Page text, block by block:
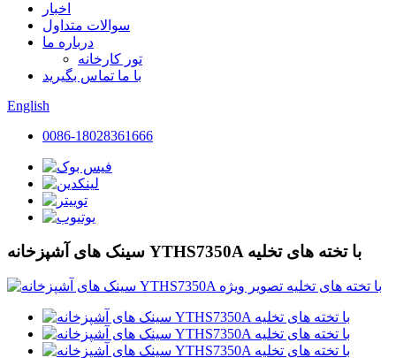
اخبار
سوالات متداول
درباره ما
تور کارخانه
با ما تماس بگیرید
English
0086-18028361666
سینک های آشپزخانه YTHS7350A با تخته های تخلیه